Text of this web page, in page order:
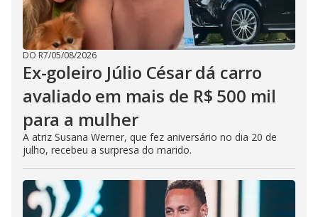
DO R7/05/08/2026
Ex-goleiro Júlio César dá carro
avaliado em mais de R$ 500 mil
para a mulher
A atriz Susana Werner, que fez aniversário no dia 20 de
julho, recebeu a surpresa do marido.